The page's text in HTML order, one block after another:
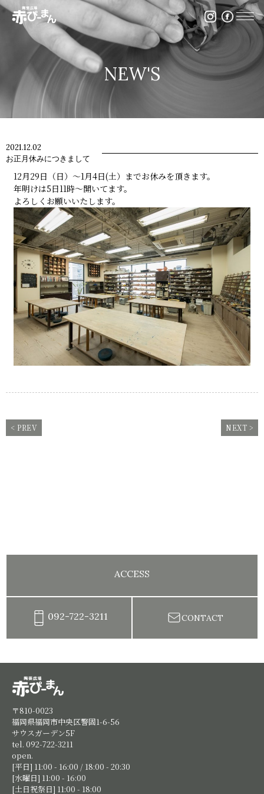
イベント・出張陶芸・体験陶芸は福岡市の陶芸教室赤
NEW'S
2021.12.02
お正月休みにつきまして
12月29日（日）～1月4日(土）までお休みを頂きます。
年明けは5日11時～開いてます。
よろしくお願いいたします。
< PREV NEXT >
ACCESS
092-722-3211 CONTACT
〒810-0023
福岡県福岡市中央区警固1-6-56
サウスガーデン5F
tel. 092-722-3211
open.
[平日] 11:00 - 16:00 / 18:00 - 20:30
[水曜日] 11:00 - 16:00
[土日祝祭日] 11:00 - 18:00